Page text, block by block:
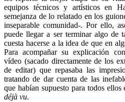
equipos técnicos y artísticos en
semejanza de lo relatado en los
inseparable comunidad-. Por ello,
puede llegar a ser terminar algo de
cuesta hacerse a la idea de que en
Para acompañar su explicación
vídeo (sacado directamente de los
de editar) que repasaba las
tratando de dar cuenta de las
que habían supuesto para todos ellos
déjà vu.